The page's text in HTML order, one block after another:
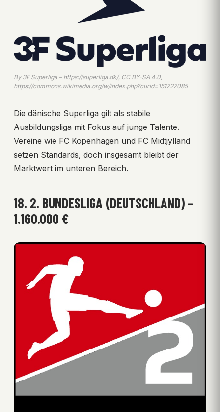
By 3F Superliga – https://superliga.dk/, CC BY-SA 4.0,
https://commons.wikimedia.org/w/index.php?curid=151222085
Die dänische Superliga gilt als stabile
Ausbildungsliga mit Fokus auf junge Talente.
Vereine wie FC Kopenhagen und FC Midtjylland
setzen Standards, doch insgesamt bleibt der
Marktwert im unteren Bereich.
18. 2. BUNDESLIGA (DEUTSCHLAND) –
1.160.000 €